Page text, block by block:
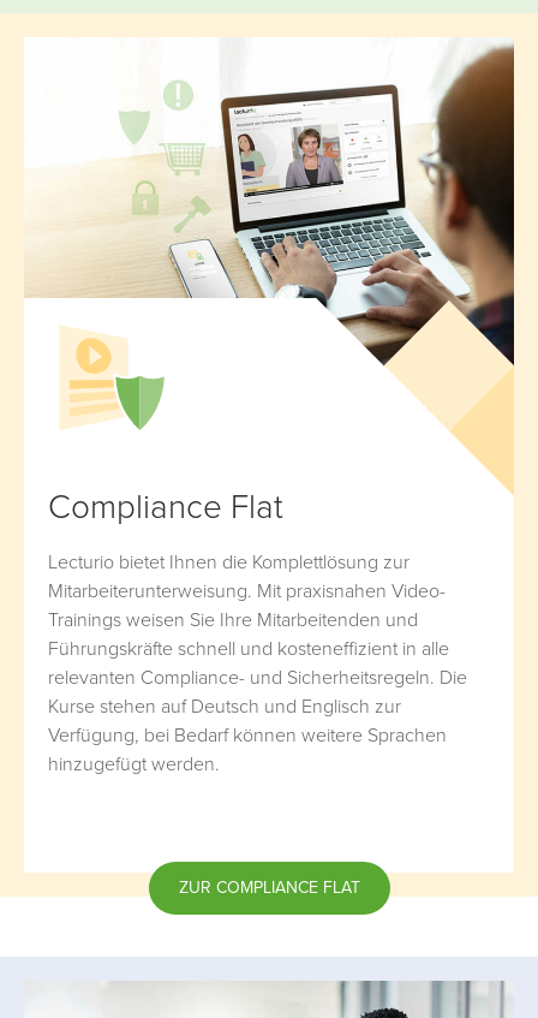
Compliance Flat
Lecturio bietet Ihnen die Komplettlösung zur
Mitarbeiterunterweisung. Mit praxisnahen Video-
Trainings weisen Sie Ihre Mitarbeitenden und
Führungskräfte schnell und kosteneffizient in alle
relevanten Compliance- und Sicherheitsregeln. Die
Kurse stehen auf Deutsch und Englisch zur
Verfügung, bei Bedarf können weitere Sprachen
hinzugefügt werden.
ZUR COMPLIANCE FLAT